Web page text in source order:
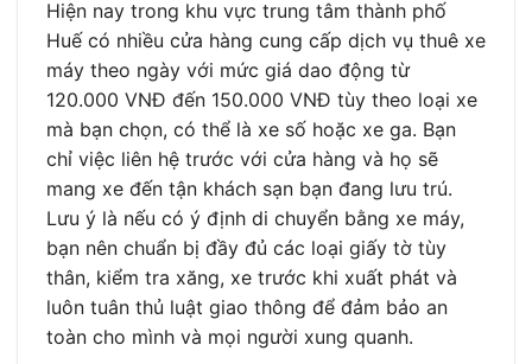
Hiện nay trong khu vực trung tâm thành phố
Huế có nhiều cửa hàng cung cấp dịch vụ thuê xe
máy theo ngày với mức giá dao động từ
120.000 VNĐ đến 150.000 VNĐ tùy theo loại xe
mà bạn chọn, có thể là xe số hoặc xe ga. Bạn
chỉ việc liên hệ trước với cửa hàng và họ sẽ
mang xe đến tận khách sạn bạn đang lưu trú.
Lưu ý là nếu có ý định di chuyển bằng xe máy,
bạn nên chuẩn bị đầy đủ các loại giấy tờ tùy
thân, kiểm tra xăng, xe trước khi xuất phát và
luôn tuân thủ luật giao thông để đảm bảo an
toàn cho mình và mọi người xung quanh.